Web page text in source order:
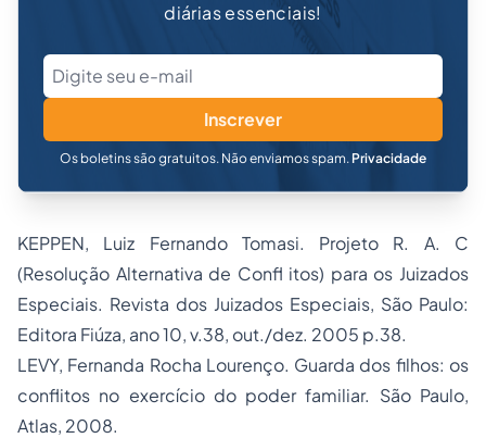
diárias essenciais!
Inscrever
Os boletins são gratuitos. Não enviamos spam. Privacidade
KEPPEN, Luiz Fernando Tomasi. Projeto R. A. C
(Resolução Alternativa de Confl itos) para os Juizados
Especiais. Revista dos Juizados Especiais, São Paulo:
Editora Fiúza, ano 10, v.38, out./dez. 2005 p.38.
LEVY, Fernanda Rocha Lourenço. Guarda dos filhos: os
conflitos no exercício do poder familiar. São Paulo,
Atlas, 2008.